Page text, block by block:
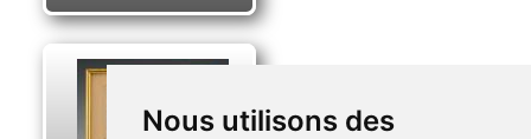
Nous utilisons des